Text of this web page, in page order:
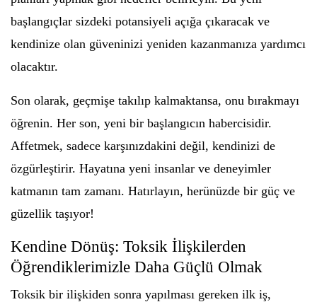
başlangıçlar sizdeki potansiyeli açığa çıkaracak ve
kendinize olan güveninizi yeniden kazanmanıza yardımcı
olacaktır.
Son olarak, geçmişe takılıp kalmaktansa, onu bırakmayı
öğrenin. Her son, yeni bir başlangıcın habercisidir.
Affetmek, sadece karşınızdakini değil, kendinizi de
özgürleştirir. Hayatına yeni insanlar ve deneyimler
katmanın tam zamanı. Hatırlayın, herünüzde bir güç ve
güzellik taşıyor!
Kendine Dönüş: Toksik İlişkilerden
Öğrendiklerimizle Daha Güçlü Olmak
Toksik bir ilişkiden sonra yapılması gereken ilk iş,